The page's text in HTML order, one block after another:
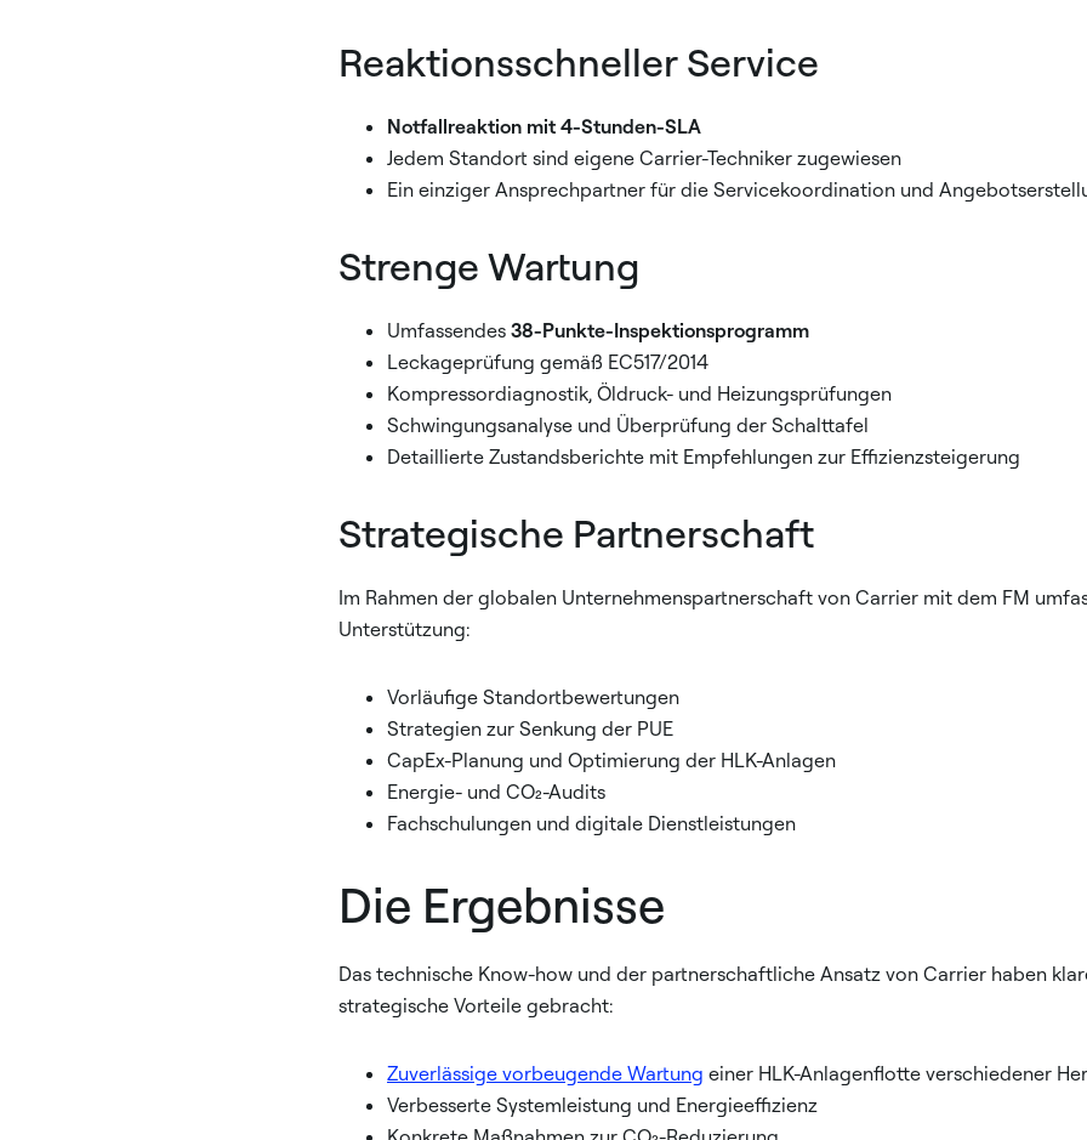
Reaktionsschneller Service
Notfallreaktion mit 4-Stunden-SLA
Jedem Standort sind eigene Carrier-Techniker zugewiesen
Ein einziger Ansprechpartner für die Servicekoordination und
Strenge Wartung
Umfassendes 38-Punkte-Inspektionsprogramm
Leckageprüfung gemäß EC517/2014
Kompressordiagnostik, Öldruck- und Heizungsprüfungen
Schwingungsanalyse und Überprüfung der Schalttafel
Detaillierte Zustandsberichte mit Empfehlungen zur Effizienzsteigerung
Strategische Partnerschaft
Im Rahmen der globalen Unternehmenspartnerschaft von Carrier mit dem FM
Unterstützung:
Vorläufige Standortbewertungen
Strategien zur Senkung der PUE
CapEx-Planung und Optimierung der HLK-Anlagen
Energie- und CO₂-Audits
Fachschulungen und digitale Dienstleistungen
Die Ergebnisse
Das technische Know-how und der partnerschaftliche Ansatz von Carrier haben
strategische Vorteile gebracht:
Zuverlässige vorbeugende Wartung einer HLK-Anlagenflotte verschiedener
Verbesserte Systemleistung und Energieeffizienz